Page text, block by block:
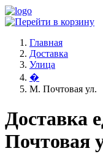
Главная
Доставка
Улица
�
М. Почтовая ул.
Доставка
Почтовая